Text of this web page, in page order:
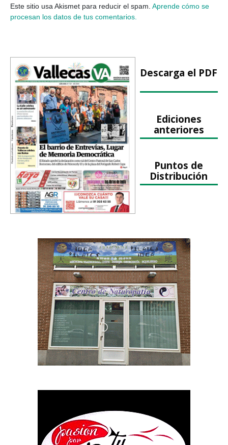
Este sitio usa Akismet para reducir el spam. Aprende cómo se
procesan los datos de tus comentarios.
Descarga el PDF
Ediciones
anteriores
Puntos de
Distribución